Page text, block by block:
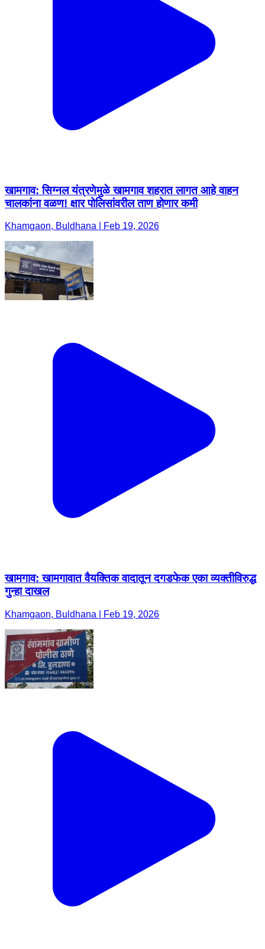
खामगाव: सिग्नल यंत्रणेमुळे खामगाव शहरात लागत आहे वाहन
चालकांना वळण! क्षार पोलिसांवरील ताण होणार कमी
Khamgaon, Buldhana | Feb 19, 2026
खामगाव: खामगावात वैयक्तिक वादातून दगडफेक एका व्यक्तीविरुद्ध
गुन्हा दाखल
Khamgaon, Buldhana | Feb 19, 2026